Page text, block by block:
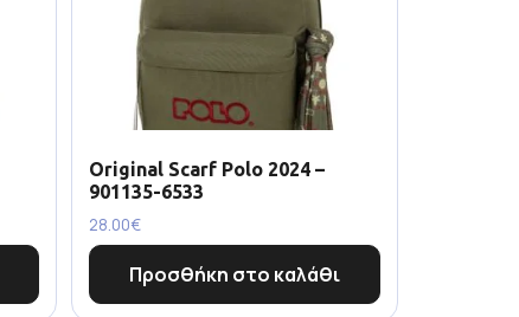
Original Scarf Polo 2024 –
901135-6533
28.00€
Προσθήκη στο καλάθι